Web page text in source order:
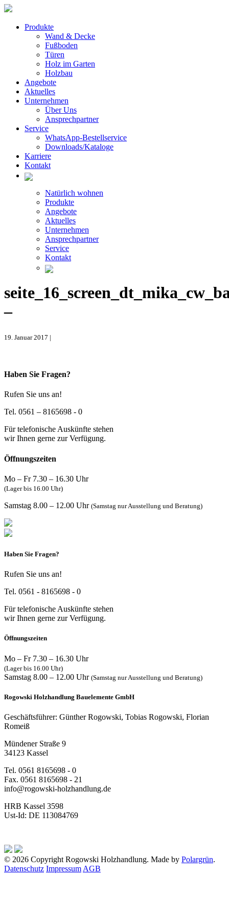
Produkte
Wand & Decke
Fußboden
Türen
Holz im Garten
Holzbau
Angebote
Aktuelles
Unternehmen
Über Uns
Ansprechpartner
Service
WhatsApp-Bestellservice
Downloads/Kataloge
Karriere
Kontakt
Natürlich wohnen
Produkte
Angebote
Aktuelles
Unternehmen
Ansprechpartner
Service
Kontakt
–
19. Januar 2017 |
Haben Sie Fragen?
Rufen Sie uns an!
Tel. 0561 – 8165698 - 0
Für telefonische Auskünfte stehen
wir Ihnen gerne zur Verfügung.
Öffnungszeiten
Mo – Fr 7.30 – 16.30 Uhr
(Lager bis 16.00 Uhr)
Samstag 8.00 – 12.00 Uhr (Samstag nur Ausstellung und Beratung)
Haben Sie Fragen?
Rufen Sie uns an!
Tel. 0561 - 8165698 - 0
Für telefonische Auskünfte stehen
wir Ihnen gerne zur Verfügung.
Öffnungszeiten
Mo – Fr 7.30 – 16.30 Uhr
(Lager bis 16.00 Uhr)
Samstag 8.00 – 12.00 Uhr (Samstag nur Ausstellung und Beratung)
Rogowski Holzhandlung Bauelemente GmbH
Geschäftsführer: Günther Rogowski, Tobias Rogowski, Florian
Romeiß
Mündener Straße 9
34123 Kassel
Tel. 0561 8165698 - 0
Fax. 0561 8165698 - 21
info@rogowski-holzhandlung.de
HRB Kassel 3598
Ust-Id: DE 113084769
© 2026 Copyright Rogowski Holzhandlung. Made by Polargrün.
Datenschutz Impressum AGB